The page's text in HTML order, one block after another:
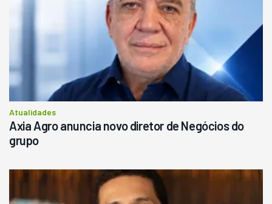
Atualidades
Axia Agro anuncia novo diretor de Negócios do
grupo